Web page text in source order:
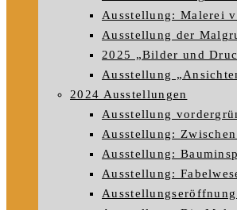
Ausstellung: Malerei
Ausstellung der
2025 „Bilder und
Ausstellung
2024 Ausstellungen
Ausstellung
Ausstellung:
Ausstellung:
Ausstellung: